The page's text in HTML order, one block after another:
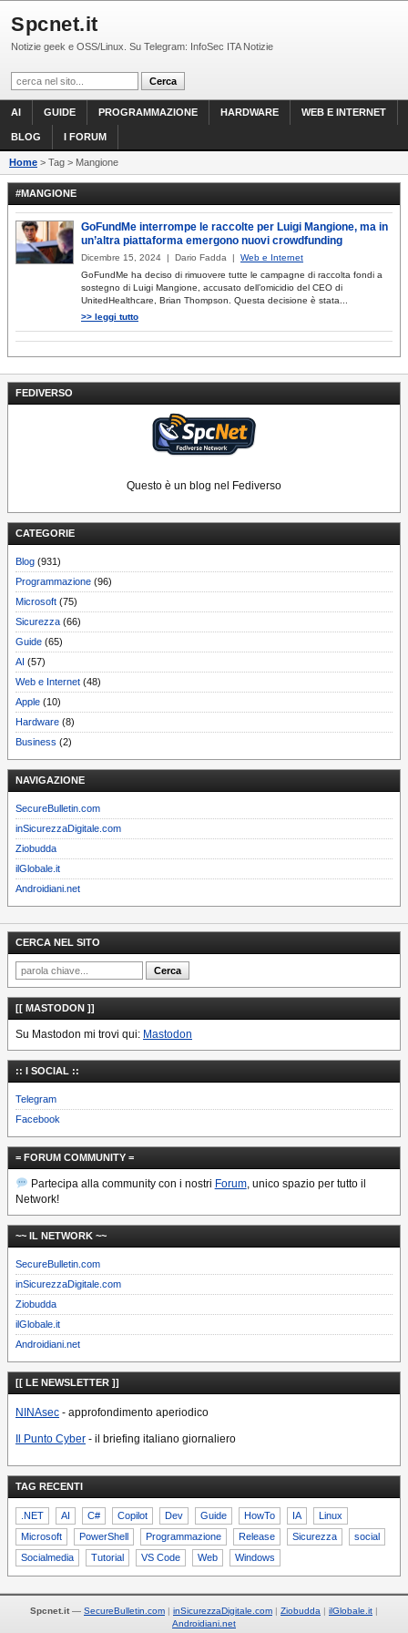
Spcnet.it
Notizie geek e OSS/Linux. Su Telegram: InfoSec ITA Notizie
AI GUIDE PROGRAMMAZIONE HARDWARE WEB E INTERNET
BLOG I FORUM
Home > Tag > Mangione
FEDIVERSO
Questo è un blog nel Fediverso
CATEGORIE
Blog (931)
Programmazione (96)
Microsoft (75)
Sicurezza (66)
Guide (65)
AI (57)
Web e Internet (48)
Apple (10)
Hardware (8)
Business (2)
NAVIGAZIONE
SecureBulletin.com
inSicurezzaDigitale.com
Ziobudda
ilGlobale.it
Androidiani.net
#MANGIONE
GoFundMe interrompe le raccolte per Luigi Mangione, ma in
un’altra piattaforma emergono nuovi crowdfunding
Dicembre 15, 2024 | Dario Fadda | Web e Internet
GoFundMe ha deciso di rimuovere tutte le campagne di raccolta fondi a
sostegno di Luigi Mangione, accusato dell’omicidio del CEO di
UnitedHealthcare, Brian Thompson. Questa decisione è stata...
>> leggi tutto
CERCA NEL SITO
[[ MASTODON ]]
Su Mastodon mi trovi qui: Mastodon
:: I SOCIAL ::
Telegram
Facebook
= FORUM COMMUNITY =
Partecipa alla community con i nostri Forum, unico spazio per tutto il
Network!
~~ IL NETWORK ~~
SecureBulletin.com
inSicurezzaDigitale.com
Ziobudda
ilGlobale.it
Androidiani.net
[[ LE NEWSLETTER ]]
NINAsec - approfondimento aperiodico
Il Punto Cyber - il briefing italiano giornaliero
TAG RECENTI
.NET AI C# Copilot Dev Guide HowTo IA
Linux
Microsoft
PowerShell Programmazione Release Sicurezza
social
Socialmedia
Tutorial VS Code Web Windows
Spcnet.it — SecureBulletin.com inSicurezzaDigitale.com Ziobudda
ilGlobale.it
Androidiani.net